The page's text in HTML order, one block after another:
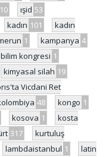
10 ışid 53
kadın 101
kadın
1 kampanya 4
kongresi 1
kimyasal silah 19
Vicdani Ret
48 kongo 1
kosova 1
kosta
317
kurtuluş
lambdaistanbul 1
latin